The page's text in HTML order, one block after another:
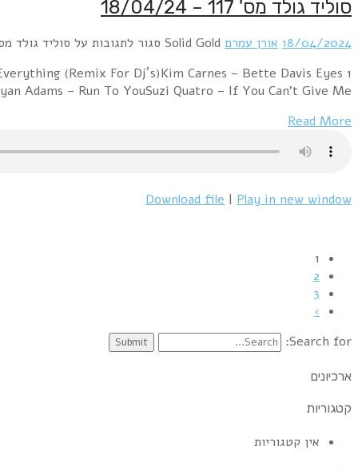
1 Rod Stewart – Baby JaneBonnie Tyler – It's a